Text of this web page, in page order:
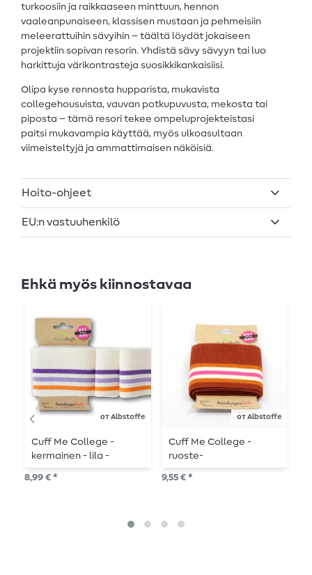
turkoosiin ja raikkaaseen minttuun, hennon
vaaleanpunaiseen, klassisen mustaan ja pehmeisiin
meleerattuihin sävyihin – täältä löydät jokaiseen
projektiin sopivan resorin. Yhdistä sävy sävyyn tai luo
harkittuja värikontrasteja suosikkikankaisiisi.
Olipa kyse rennosta hupparista, mukavista
collegehousuista, vauvan potkupuvusta, mekosta tai
piposta – tämä resori tekee ompeluprojekteistasi
paitsi mukavampia käyttää, myös ulkoasultaan
viimeisteltyjä ja ammattimaisen näköisiä.
Hoito-ohjeet
EU:n vastuuhenkilö
Ehkä myös kiinnostavaa
от Albstoffe
Cuff Me College -
kermainen - lila -
oranssi
8,99 € *
от Albstoffe
Cuff Me College -
ruoste-
vaaleanpunainen
9,55 € *